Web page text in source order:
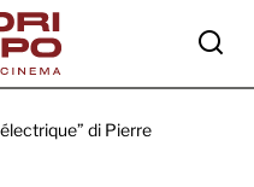
di Pierre